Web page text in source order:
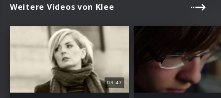
Weitere Videos von Klee
03:47